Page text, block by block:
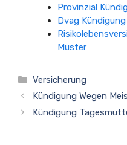
Provinzial
Dvag
Muster
Kategorien
Versicherung
Kündigung Wegen
Kündigung